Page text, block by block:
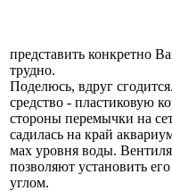
представить конкретно
трудно.
Поделюсь, вдруг
средство - пластиковую
стороны перемычки на
садилась на край
мах уровня воды.
позволяют установить
углом.